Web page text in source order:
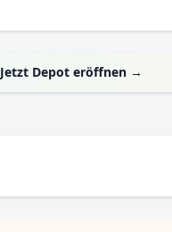
Jetzt Depot eröffnen →